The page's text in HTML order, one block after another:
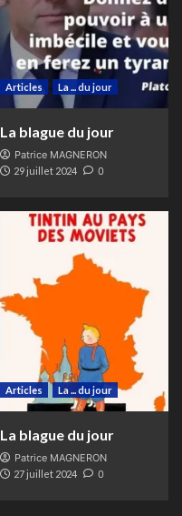
Articles La ... du jour
La blague du jour
Patrice MAGNERON
29 juillet 2024 0
Articles La ... du jour
La blague du jour
Patrice MAGNERON
27 juillet 2024 0